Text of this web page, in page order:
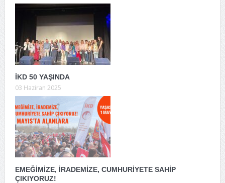
İKD 50 YAŞINDA
03 Haziran 2025
EMEĞİMİZE, İRADEMİZE, CUMHURİYETE SAHİP
ÇIKIYORUZ!